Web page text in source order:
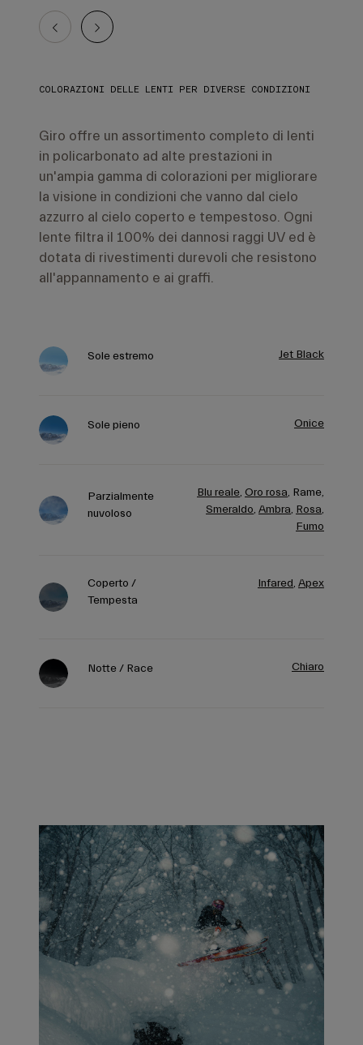
COLORAZIONI DELLE LENTI PER DIVERSE CONDIZIONI
Giro offre un assortimento completo di lenti
in policarbonato ad alte prestazioni in
un'ampia gamma di colorazioni per migliorare
la visione in condizioni che vanno dal cielo
azzurro al cielo coperto e tempestoso. Ogni
lente filtra il 100% dei dannosi raggi UV ed è
dotata di rivestimenti durevoli che resistono
all'appannamento e ai graffi.
Sole estremo Jet Black
Sole pieno Onice
Parzialmente
nuvoloso
Blu reale, Oro rosa, Rame,
Smeraldo, Ambra, Rosa,
Fumo
Coperto /
Tempesta
Infared, Apex
Notte / Race Chiaro